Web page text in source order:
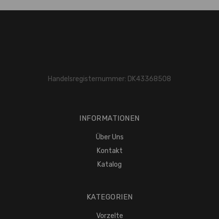
Handelsregisternummer: DK43368508
INFORMATIONEN
Über Uns
Kontakt
Katalog
KATEGORIEN
Vorzelte